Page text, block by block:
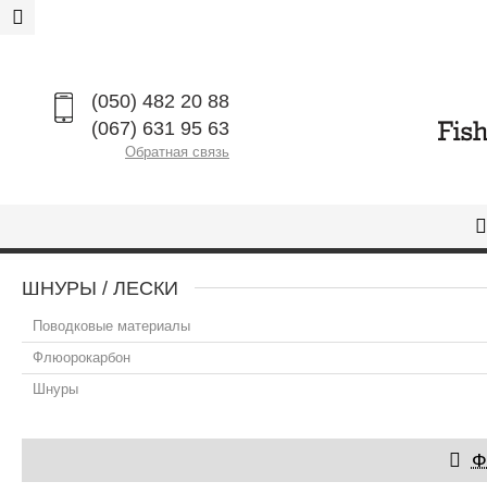
(050) 482 20 88
(067) 631 95 63
Обратная связь
ШНУРЫ / ЛЕСКИ
Поводковые материалы
Флюорокарбон
Шнуры